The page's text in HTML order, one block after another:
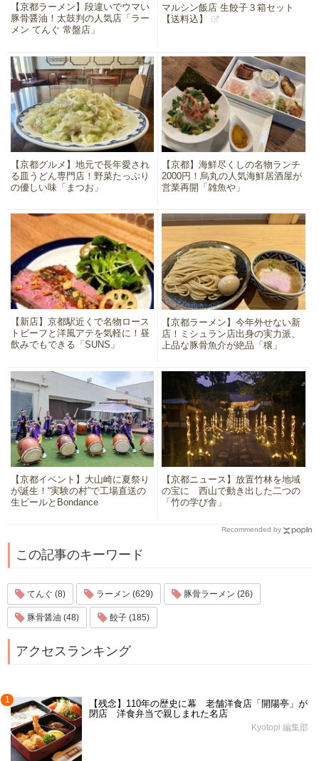
【京都ラーメン】段違いでウマい
豚骨醤油！太鼓判の人気店「ラー
メン てんぐ 常盤店」
マルシン飯店 生餃子３箱セット
【送料込】
【京都グルメ】地元で長年愛され
る皿うどん専門店！野菜たっぷり
の優しい味「まつお」
【京都】海鮮尽くしの名物ランチ
2000円！烏丸の人気海鮮居酒屋が
営業再開「雑魚や」
【新店】京都駅近くで名物ロース
トビーフと洋風アテを気軽に！昼
飲みでもできる「SUNS」
【京都ラーメン】今年外せない新
店！ミシュラン店出身の実力派、
上品な豚骨魚介が絶品「穣」
【京都イベント】大山崎に夏祭り
が誕生！“実験の村”で工場直送の
生ビールとBondance
【京都ニュース】放置竹林を地域
の宝に 西山で動き出した二つの
「竹の学び舎」
Recommended by
この記事のキーワード
てんぐ (8) ラーメン (629) 豚骨ラーメン (26)
豚骨醤油 (48) 餃子 (185)
アクセスランキング
1
【残念】110年の歴史に幕 老舗洋食店「開陽亭」が
閉店 洋食弁当で親しまれた名店
Kyotopi 編集部